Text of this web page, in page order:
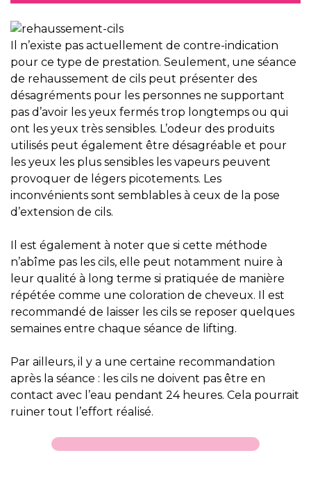
Il n’existe pas actuellement de contre-indication
pour ce type de prestation. Seulement, une séance
de rehaussement de cils peut présenter des
désagréments pour les personnes ne supportant
pas d’avoir les yeux fermés trop longtemps ou qui
ont les yeux très sensibles. L’odeur des produits
utilisés peut également être désagréable et pour
les yeux les plus sensibles les vapeurs peuvent
provoquer de légers picotements. Les
inconvénients sont semblables à ceux de la pose
d’extension de cils.
Il est également à noter que si cette méthode
n’abîme pas les cils, elle peut notamment nuire à
leur qualité à long terme si pratiquée de manière
répétée comme une coloration de cheveux. Il est
recommandé de laisser les cils se reposer quelques
semaines entre chaque séance de lifting.
Par ailleurs, il y a une certaine recommandation
après la séance : les cils ne doivent pas être en
contact avec l’eau pendant 24 heures. Cela pourrait
ruiner tout l’effort réalisé.